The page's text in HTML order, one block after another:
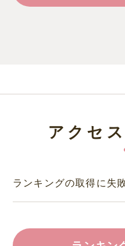
アクセ
ランキングの取得に失